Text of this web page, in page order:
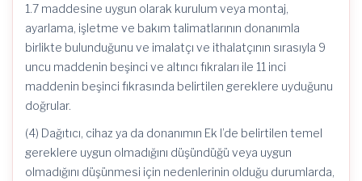
1.7 maddesine uygun olarak kurulum veya montaj,
ayarlama, işletme ve bakım talimatlarının donanımla
birlikte bulunduğunu ve imalatçı ve ithalatçının sırasıyla 9
uncu maddenin beşinci ve altıncı fıkraları ile 11 inci
maddenin beşinci fıkrasında belirtilen gereklere uyduğunu
doğrular.
(4) Dağıtıcı, cihaz ya da donanımın Ek I’de belirtilen temel
gereklere uygun olmadığını düşündüğü veya uygun
olmadığını düşünmesi için nedenlerinin olduğu durumlarda,